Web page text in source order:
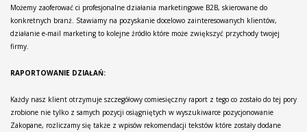
Możemy zaoferować ci profesjonalne działania marketingowe B2B, skierowane do
konkretnych branż. Stawiamy na pozyskanie docelowo zainteresowanych klientów,
działanie e-mail marketing to kolejne źródło które może zwiększyć przychody twojej
firmy.
RAPORTOWANIE DZIAŁAŃ:
Każdy nasz klient otrzymuje szczegółowy comiesięczny raport z tego co zostało do tej pory
zrobione nie tylko z samych pozycji osiągniętych w wyszukiwarce pozycjonowanie
Zakopane, rozliczamy się także z wpisów rekomendacji tekstów które zostały dodane